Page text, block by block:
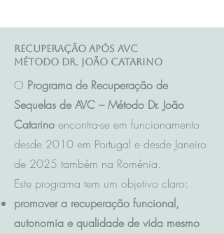
Recuperação após AVC
Método Dr. João Catarino
O Programa de Recuperação de
Sequelas de AVC – Método Dr. João
Catarino encontra-se em funcionamento
desde 2010 em Portugal e desde Janeiro
de 2025 também na Roménia.
Este programa tem um objetivo claro:
promover a recuperação funcional,
autonomia e qualidade de vida mesmo